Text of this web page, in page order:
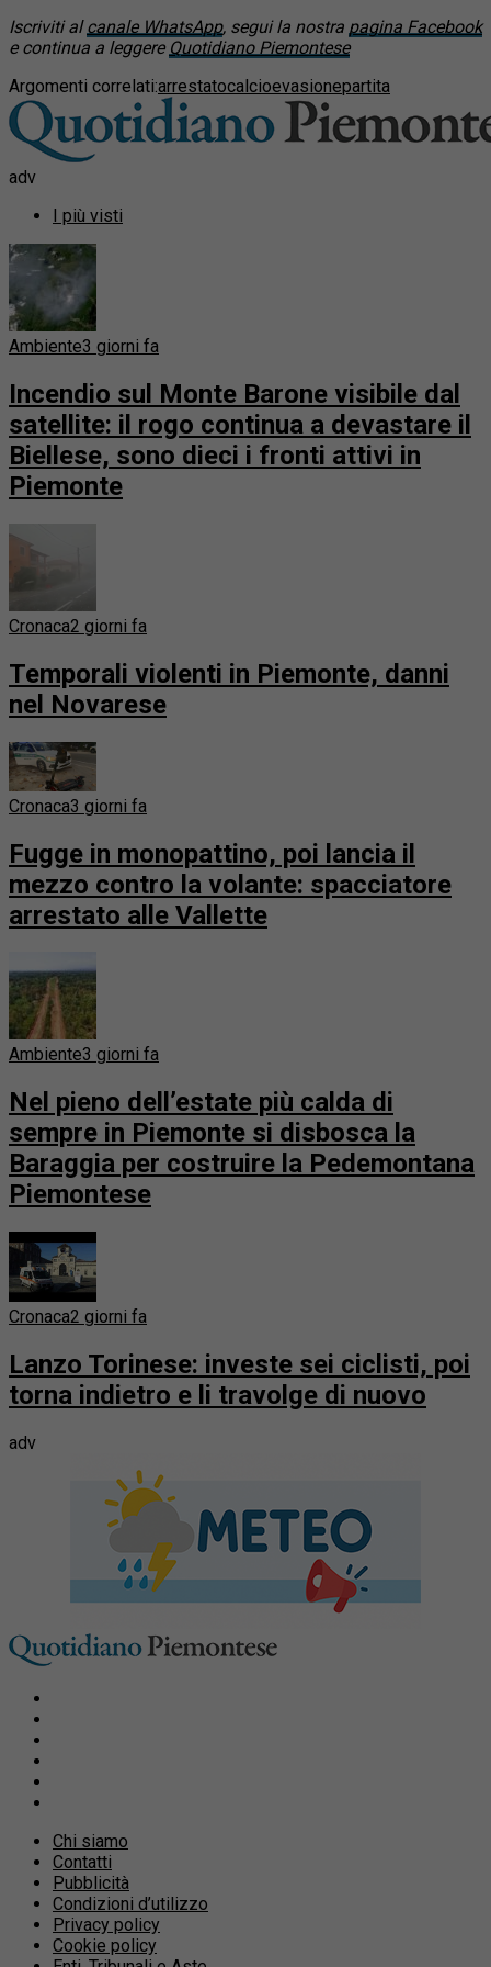
Iscriviti alcanale WhatsApp, segui la nostra pagina Facebook
e continua a leggere Quotidiano Piemontese
Argomenti correlati:arrestatocalcioevasionepartita
adv
I più visti
Ambiente3 giorni fa
Incendio sul Monte Barone visibile dal
satellite: il rogo continua a devastare il
Biellese, sono dieci i fronti attivi in
Piemonte
Cronaca2 giorni fa
Temporali violenti in Piemonte, danni
nel Novarese
Cronaca3 giorni fa
Fugge in monopattino, poi lancia il
mezzo contro la volante: spacciatore
arrestato alle Vallette
Ambiente3 giorni fa
Nel pieno dell’estate più calda di
sempre in Piemonte si disbosca la
Baraggia per costruire la Pedemontana
Piemontese
Cronaca2 giorni fa
Lanzo Torinese: investe sei ciclisti, poi
torna indietro e li travolge di nuovo
adv
Chi siamo
Contatti
Pubblicità
Condizioni d’utilizzo
Privacy policy
Cookie policy